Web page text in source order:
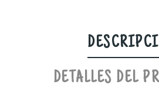
DETALLES DEL